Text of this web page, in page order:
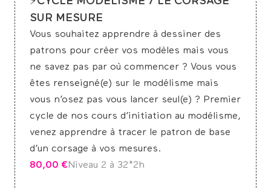
SUR MESURE
Vous souhaitez apprendre à dessiner des
patrons pour créer vos modèles mais vous
ne savez pas par où commencer ? Vous vous
êtes renseigné(e) sur le modélisme mais
vous n’osez pas vous lancer seul(e) ? Premier
cycle de nos cours d’initiation au modélisme,
venez apprendre à tracer le patron de base
d’un corsage à vos mesures.
80,00 €Niveau 2 à 32*2h